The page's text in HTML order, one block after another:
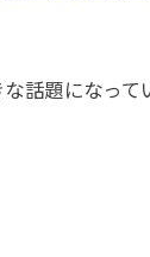
話題になって